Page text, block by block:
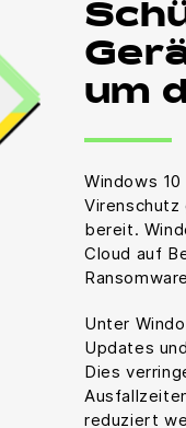
um
Windows
bereit.
Cloud auf
Unter
Updates
Dies
reduziert